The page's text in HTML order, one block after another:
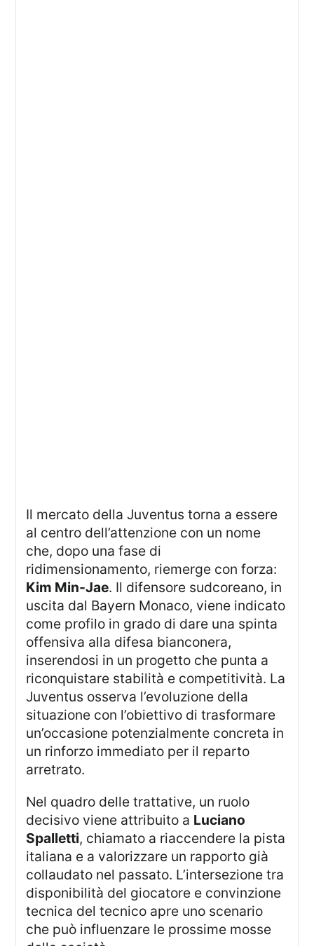
Il mercato della Juventus torna a essere
al centro dell’attenzione con un nome
che, dopo una fase di
ridimensionamento, riemerge con forza:
Kim Min-Jae. Il difensore sudcoreano, in
uscita dal Bayern Monaco, viene indicato
come profilo in grado di dare una spinta
offensiva alla difesa bianconera,
inserendosi in un progetto che punta a
riconquistare stabilità e competitività. La
Juventus osserva l’evoluzione della
situazione con l’obiettivo di trasformare
un’occasione potenzialmente concreta in
un rinforzo immediato per il reparto
arretrato.
Nel quadro delle trattative, un ruolo
decisivo viene attribuito a Luciano
Spalletti, chiamato a riaccendere la pista
italiana e a valorizzare un rapporto già
collaudato nel passato. L’intersezione tra
disponibilità del giocatore e convinzione
tecnica del tecnico apre uno scenario
che può influenzare le prossime mosse